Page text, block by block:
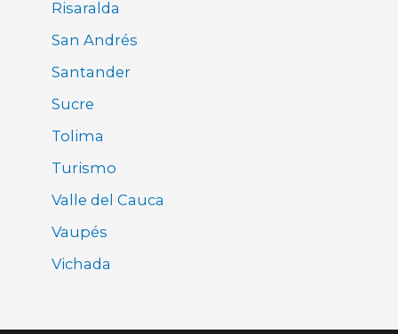
Risaralda
San Andrés
Santander
Sucre
Tolima
Turismo
Valle del Cauca
Vaupés
Vichada